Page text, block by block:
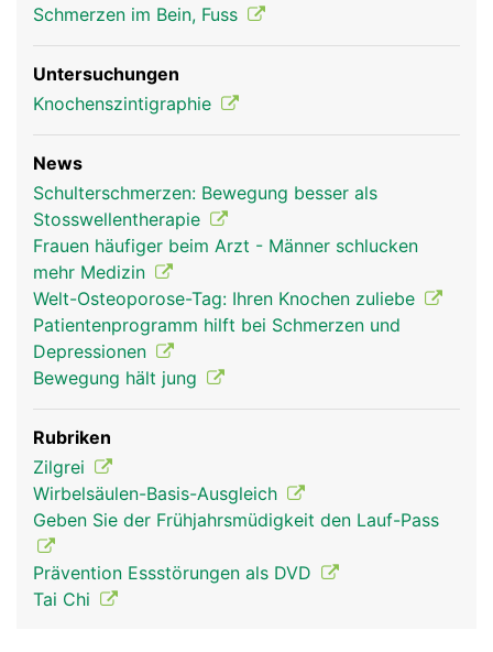
Schmerzen im Bein, Fuss
Untersuchungen
Knochenszintigraphie
News
Schulterschmerzen: Bewegung besser als
Stosswellentherapie
Frauen häufiger beim Arzt - Männer schlucken
mehr Medizin
Welt-Osteoporose-Tag: Ihren Knochen zuliebe
Patientenprogramm hilft bei Schmerzen und
Depressionen
Bewegung hält jung
Rubriken
Zilgrei
Wirbelsäulen-Basis-Ausgleich
Geben Sie der Frühjahrsmüdigkeit den Lauf-Pass
Prävention Essstörungen als DVD
Tai Chi